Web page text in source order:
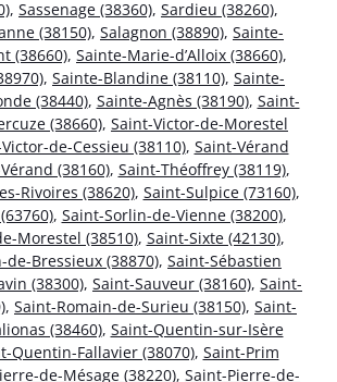
, Sassenage (38360), Sardieu (38260),
(38150), Salagnon (38890), Sainte-
(38660), Sainte-Marie-d’Alloix (38660),
, Sainte-Blandine (38110), Sainte-
(38440), Sainte-Agnès (38190), Saint-
(38660), Saint-Victor-de-Morestel
de-Cessieu (38110), Saint-Vérand
(38160), Saint-Théoffrey (38119),
Rivoires (38620), Saint-Sulpice (73160),
, Saint-Sorlin-de-Vienne (38200),
Morestel (38510), Saint-Sixte (42130),
de-Bressieux (38870), Saint-Sébastien
(38300), Saint-Sauveur (38160), Saint-
, Saint-Romain-de-Surieu (38150), Saint-
(38460), Saint-Quentin-sur-Isère
Quentin-Fallavier (38070), Saint-Prim
de-Mésage (38220), Saint-Pierre-de-